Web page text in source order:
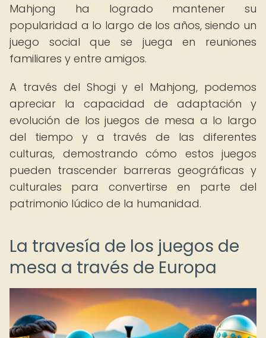
Mahjong ha logrado mantener su
popularidad a lo largo de los años, siendo un
juego social que se juega en reuniones
familiares y entre amigos.
A través del Shogi y el Mahjong, podemos
apreciar la capacidad de adaptación y
evolución de los juegos de mesa a lo largo
del tiempo y a través de las diferentes
culturas, demostrando cómo estos juegos
pueden trascender barreras geográficas y
culturales para convertirse en parte del
patrimonio lúdico de la humanidad.
La travesía de los juegos de
mesa a través de Europa